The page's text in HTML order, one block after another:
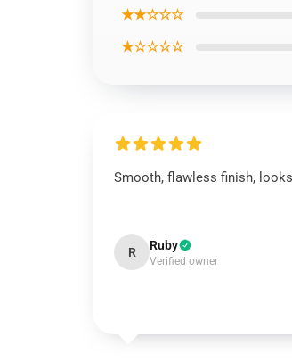
★★☆☆☆
★☆☆☆☆
Smooth, flawless finish,
R Ruby
Verified owner